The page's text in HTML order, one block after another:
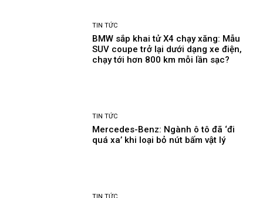
TIN TỨC
BMW sắp khai tử X4 chạy xăng: Mẫu
SUV coupe trở lại dưới dạng xe điện,
chạy tới hơn 800 km mỗi lần sạc?
TIN TỨC
Mercedes-Benz: Ngành ô tô đã ‘đi
quá xa’ khi loại bỏ nút bấm vật lý